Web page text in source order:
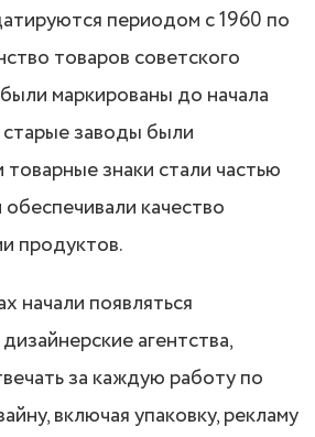
периодом с 1960 по
товаров советского
маркированы до начала
заводы были
знаки стали частью
качество
продуктов.
начали появляться
агентства,
за каждую работу по
включая упаковку, рекламу